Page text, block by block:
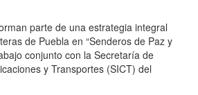
parte de una estrategia integral
de Puebla en “Senderos de Paz y
conjunto con la Secretaría de
y Transportes (SICT) del